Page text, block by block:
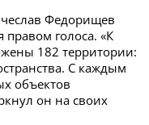
Федорищев
правом голоса. «К
182 территории:
С каждым
объектов
он на своих